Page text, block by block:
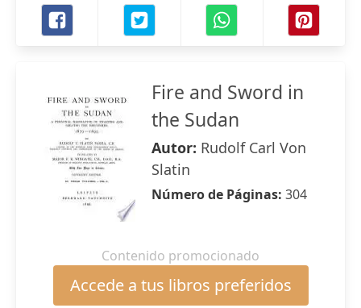
Fire and Sword in
the Sudan
Autor: Rudolf Carl Von
Slatin
Número de Páginas: 304
Contenido promocionado
Accede a tus libros preferidos